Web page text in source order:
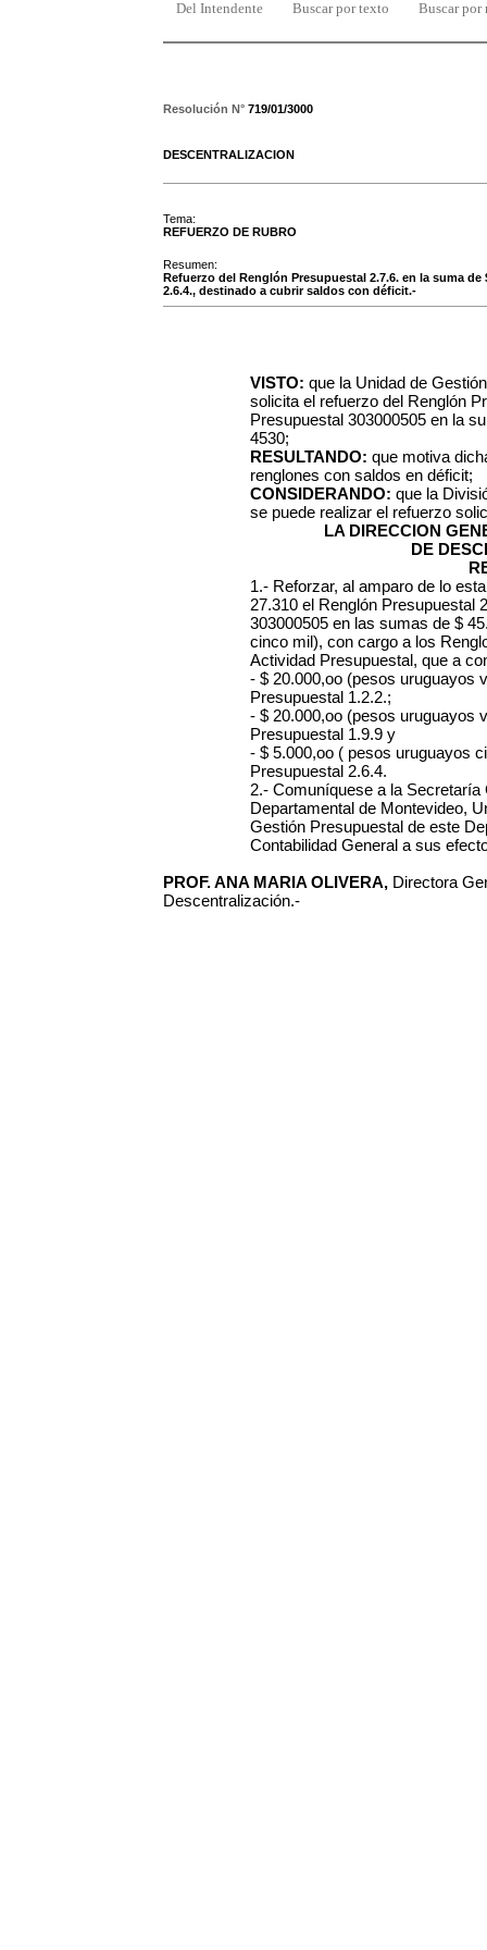
Del Intendente Buscar por texto Buscar por
Resolución N° 719/01/3000
DESCENTRALIZACION
Tema:
REFUERZO DE RUBRO
Resumen:
Refuerzo del Renglón Presupuestal 2.7.6. en la suma
2.6.4., destinado a cubrir saldos con déficit.-
VISTO: que la Unidad de
solicita el refuerzo del Renglón
Presupuestal 303000505 en la
4530;
RESULTANDO: que motiva
renglones con saldos en déficit;
CONSIDERANDO: que la
se puede realizar el refuerzo
LA DIRECCION
DE
1.- Reforzar, al amparo de lo
27.310 el Renglón Presupuestal
303000505 en las sumas de $
cinco mil), con cargo a los
Actividad Presupuestal, que a
- $ 20.000,oo (pesos uruguayos
Presupuestal 1.2.2.;
- $ 20.000,oo (pesos uruguayos
Presupuestal 1.9.9 y
- $ 5.000,oo ( pesos uruguayos
Presupuestal 2.6.4.
2.- Comuníquese a la
Departamental de Montevideo,
Gestión Presupuestal de este
Contabilidad General a sus
PROF. ANA MARIA OLIVERA, Directora
Descentralización.-